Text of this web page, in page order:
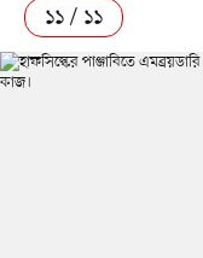
১১ / ১১